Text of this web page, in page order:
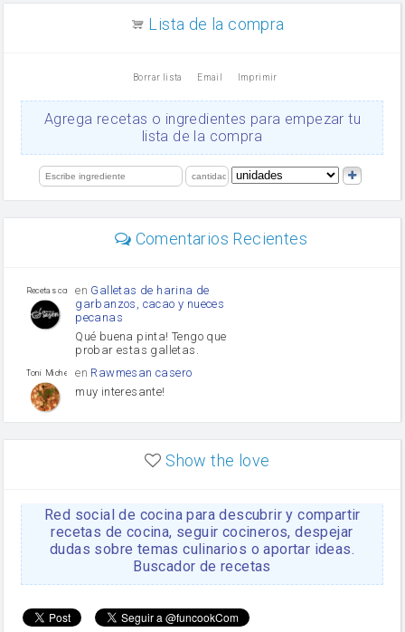
Ajos
salsa de soja
limón
Lista de la compra
Borrar lista Email Imprimir
Agrega recetas o ingredientes para empezar tu
lista de la compra
Comentarios Recientes
Recetas con sazon
en Galletas de harina de
garbanzos, cacao y nueces
pecanas
Qué buena pinta! Tengo que
probar estas galletas.
Toni Michel Caubet
en Rawmesan casero
muy interesante!
enLasaña casera fácil y
HOJALDROSA TV
enGachas de la abuela
Rosa
https://youtu.be/Mz69gcVO3sI
Rosa enReceta Del Bizcocho
Disculpa. En la foto aparece
Show the love
Red social de cocina para descubrir y compartir
recetas de cocina, seguir cocineros, despejar
dudas sobre temas culinarios o aportar ideas.
Buscador de recetas